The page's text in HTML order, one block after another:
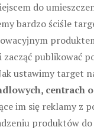
do
bardzo ściśle
publikować
ustawimy target
centrach
im się reklamy z
produktów do